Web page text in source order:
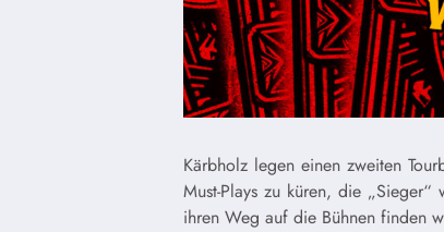
Kärbholz legen einen zweiten
Must-Plays zu küren, die
ihren Weg auf die Bühnen finden